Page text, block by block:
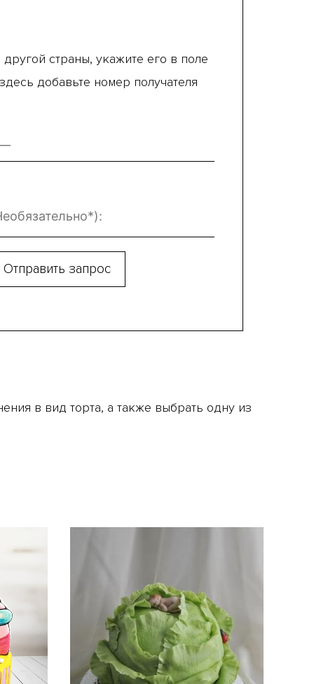
страны, укажите его в поле
добавьте номер получателя
в вид торта, а также выбрать одну из